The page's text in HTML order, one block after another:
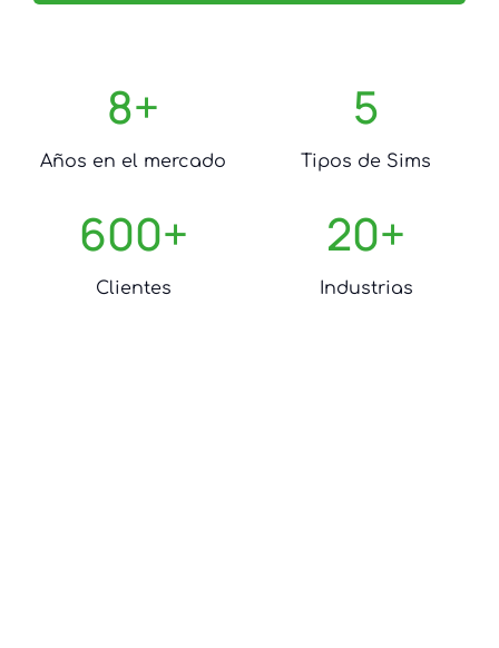
8+
Años en el mercado
5
Tipos de Sims
600+
Clientes
20+
Industrias